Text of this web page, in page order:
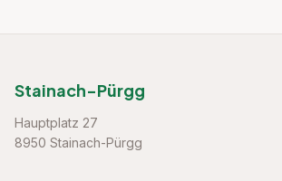
Stainach-Pürgg
Hauptplatz 27
8950 Stainach-Pürgg